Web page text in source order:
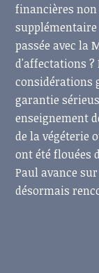
financières
supplémentaire
passée avec la
d'affectations ?
considérations
garantie
enseignement
de la végéterie
ont été flouées
Paul avance
désormais